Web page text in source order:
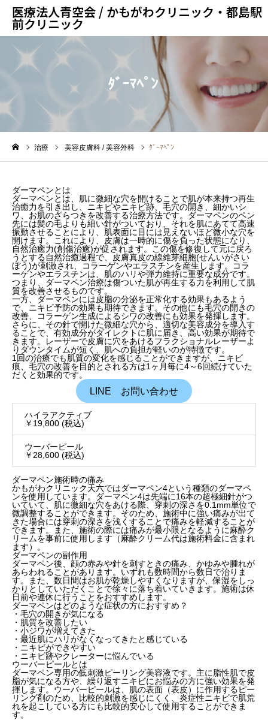
医療法人青空会 / かもがわクリニック・都島駅
前クリニック
ﾀﾞｰﾏﾍﾟﾝ
治療 美容皮膚科 / 美容外科 ﾀﾞｰﾏﾍﾟﾝ
ダーマペンとは
ダーマペンとは、肌に微細な穴を開けることで肌が本来持つ再生
治癒力を引き出し、ニキビやニキビ跡、毛穴の開き、細かいシ
ワ、お肌のざらつきを改善する治療方法です。ダーマペンのペン
先には髪の毛よりも細い針がついており、それを肌にあてて高速
振動させることにより、肌表面に目には見えないほど微小な穴を
開けます。これにより、皮膚は一時的に傷を負った状態になり、
自然治癒力(創傷治癒)が促されます。この傷を修復して元に戻ろ
うとする自然治癒過程で、皮膚真皮の線維芽細胞(せんいがさい
ぼう)が刺激され、コラーゲンやエラスチンを産生します。コラ
ーゲンやエラスチンは、肌のハリや弾力維持に重要な成分です。
つまり、ダーマペン治療は傷ついた肌が再生する力を利用して肌
質を改善させるものです。
一方、ダーマペンには皮脂の分泌を正常化する効果もあるよう
で、ニキビ予防の効果も期待できます。その他にも毛穴の開きの
改善、コラーゲン生成によるシワの改善にも効果を発揮します。
さらに、その針で開けた微細な穴から、適切な美容成分を導入す
ることで、有効成分がダイレクトに肌に届き、高い効果が期待で
きます。レーザーで皮膚に穴をあけるフラクショナルレーザーよ
りダウンタイムが短く、肌への負担が軽いのが特徴です。
1回の治療でも肌質の変化を感じることができますが、ニキビ
痕、毛穴の改善を目的とされる方は1ヶ月毎に4～6回続けていた
だくと効果的です。
LINE お問い合わせ
ハイラアクティブ
￥19,800 (税込)
ウーバーピール
￥28,600 (税込)
ダーマペン施術時の痛み
かもがわクリニック天六ではダーマペン4という種類のダーマペ
ンを使用しています。ダーマペン4は先端に16本の超極細針がつ
いていて、肌に微細な穴をあける際、穿刺の深さを0.1mm単位で
微調整することができます。そのため、施術中に強い痛みが出て
きた場合には穿刺の深さを浅くすることで痛みを軽減することが
できます。また、施術の際には痛みが最小限となるように麻酔ク
リームを事前に使用します（麻酔クリーム代は施術料金に含まれ
ます）。
ダーマペンの副作用
ダーマペン後、顔の赤みや針を刺すときの痛み、かゆみや腫れが
あらわれることがあります。いずれも数時間から数日で治りま
す。また、数日間はお肌が乾燥しやすくなりますが、保湿をしっ
かりとしていただくことで徐々に落ち着いていきます。 施術は休
日前や連休に行うことをおすすめします。
ダーマペンはどのような症状の方におすすめ？
・毛穴の開きが気になる
・肌質を改善したい
・小ジワが増えてきた
・最近肌にハリがなくなってきたと感じている
・ニキビができやすい
・ニキビ跡やクレーターに悩んでいる
ウーバーピールとは
ダーマペン専用の低刺激ピーリング美容液です。主に脂性肌で皮
脂が気になる方や、繰り返すニキビにお悩みの方に強い効果を発
揮します。ウーバーピールは、肌の表面（表皮）に作用するピー
リング剤のため、比較的刺激を感じにくく、炎症性ニキビで肌荒
れを起こしている方にも比較的安心して使用することができま
す。